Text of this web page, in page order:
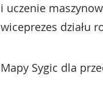
i uczenie
wiceprezes działu
Mapy Sygic dla